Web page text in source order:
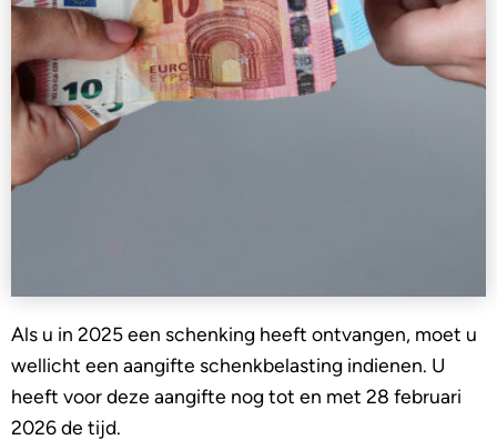
Als u in 2025 een schenking heeft ontvangen, moet u
wellicht een aangifte schenkbelasting indienen. U
heeft voor deze aangifte nog tot en met 28 februari
2026 de tijd.